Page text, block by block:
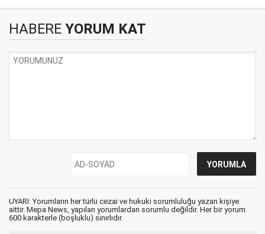
HABERE YORUM KAT
UYARI: Yorumların her türlü cezai ve hukuki sorumluluğu yazan kişiye
aittir. Mepa News, yapılan yorumlardan sorumlu değildir. Her bir yorum
600 karakterle (boşluklu) sınırlıdır.